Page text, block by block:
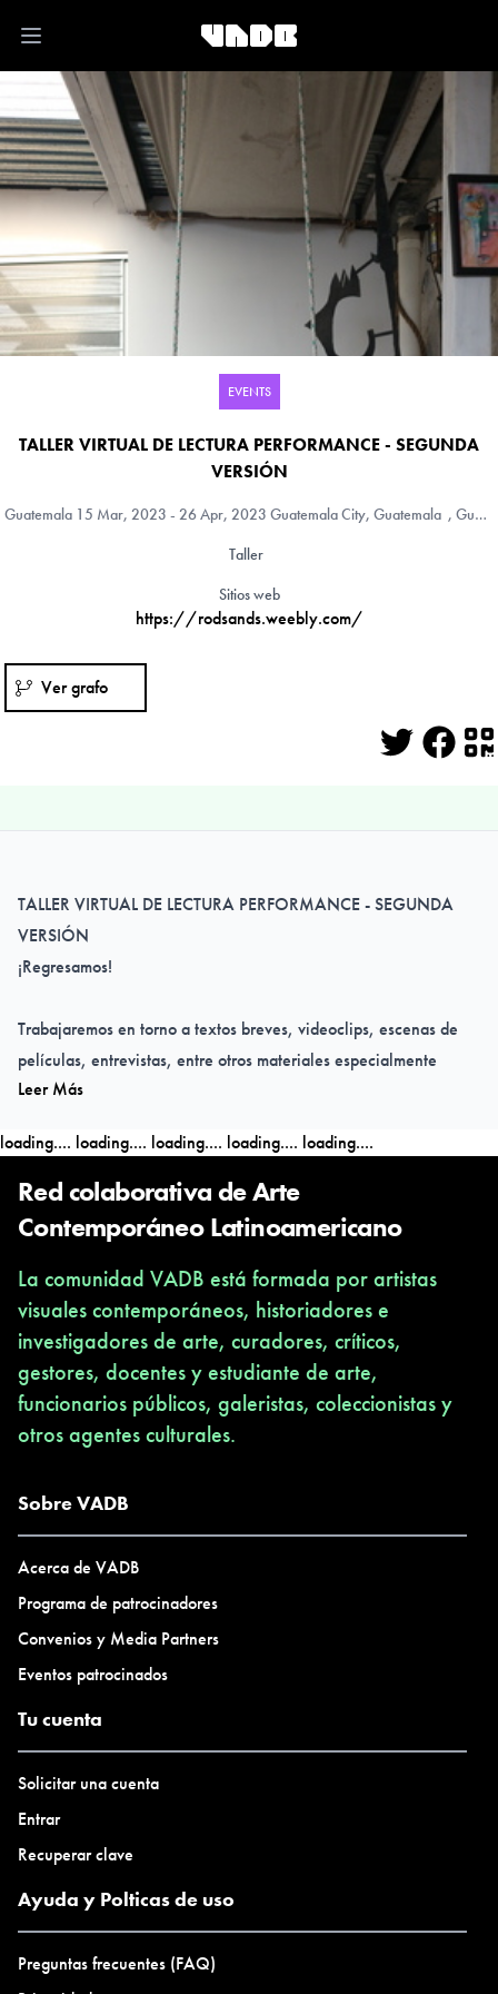
Open main menu
EVENTS
TALLER VIRTUAL DE LECTURA PERFORMANCE - SEGUNDA
VERSIÓN
Guatemala 15 Mar, 2023 - 26 Apr, 2023 Guatemala City, Guatemala , Guatemala
Taller
Sitios web
https://rodsands.weebly.com/
Ver grafo
TALLER VIRTUAL DE LECTURA PERFORMANCE - SEGUNDA
VERSIÓN
¡Regresamos!
Trabajaremos en torno a textos breves, videoclips, escenas de
películas, entrevistas, entre otros materiales especialmente
seleccionados, con un fuerte acento en Latinoamérica.
performance, entendiéndola de mejor manera y además
contemplando cómo el entorno cultural, incluyendo la cultura
pop, la entiende y la usa.
Empezamos el 15 de marzo. ¡Reserva tu cupo! Consultas por
interno.
---
Fecha de inicio:15 de marzo
17.30 a 19.00 PM (Centroamérica) por medio de Google
Se aceptan personas de cualquier territorio. Pregúntanos por tu
Q. 240
$ 25.000 (Pesos Chilenos)
Formas de pago: transferencia bancaria, PayPal, entre otras.
Cupo máximo de 10 personas.
Sólo mayores de 18 años.
Leer Más
loading.... loading.... loading.... loading.... loading....
Red colaborativa de Arte
Contemporáneo Latinoamericano
La comunidad VADB está formada por artistas
visuales contemporáneos, historiadores e
investigadores de arte, curadores, críticos,
gestores, docentes y estudiante de arte,
funcionarios públicos, galeristas, coleccionistas y
otros agentes culturales.
Sobre VADB
Acerca de VADB
Programa de patrocinadores
Convenios y Media Partners
Eventos patrocinados
Tu cuenta
Solicitar una cuenta
Entrar
Recuperar clave
Ayuda y Polticas de uso
Preguntas frecuentes (FAQ)